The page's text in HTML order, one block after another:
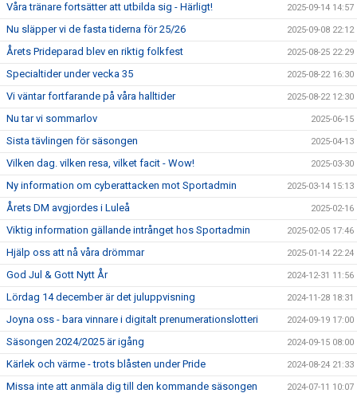
Våra tränare fortsätter att utbilda sig - Härligt! 2025-09-14 14:57
Nu släpper vi de fasta tiderna för 25/26 2025-09-08 22:12
Årets Prideparad blev en riktig folkfest 2025-08-25 22:29
Specialtider under vecka 35 2025-08-22 16:30
Vi väntar fortfarande på våra halltider 2025-08-22 12:30
Nu tar vi sommarlov 2025-06-15
Sista tävlingen för säsongen 2025-04-13
Vilken dag. vilken resa, vilket facit - Wow! 2025-03-30
Ny information om cyberattacken mot Sportadmin 2025-03-14 15:13
Årets DM avgjordes i Luleå 2025-02-16
Viktig information gällande intrånget hos Sportadmin 2025-02-05 17:46
Hjälp oss att nå våra drömmar 2025-01-14 22:24
God Jul & Gott Nytt År 2024-12-31 11:56
Lördag 14 december är det juluppvisning 2024-11-28 18:31
Joyna oss - bara vinnare i digitalt prenumerationslotteri 2024-09-19 17:00
Säsongen 2024/2025 är igång 2024-09-15 08:00
Kärlek och värme - trots blåsten under Pride 2024-08-24 21:33
Missa inte att anmäla dig till den kommande säsongen 2024-07-11 10:07